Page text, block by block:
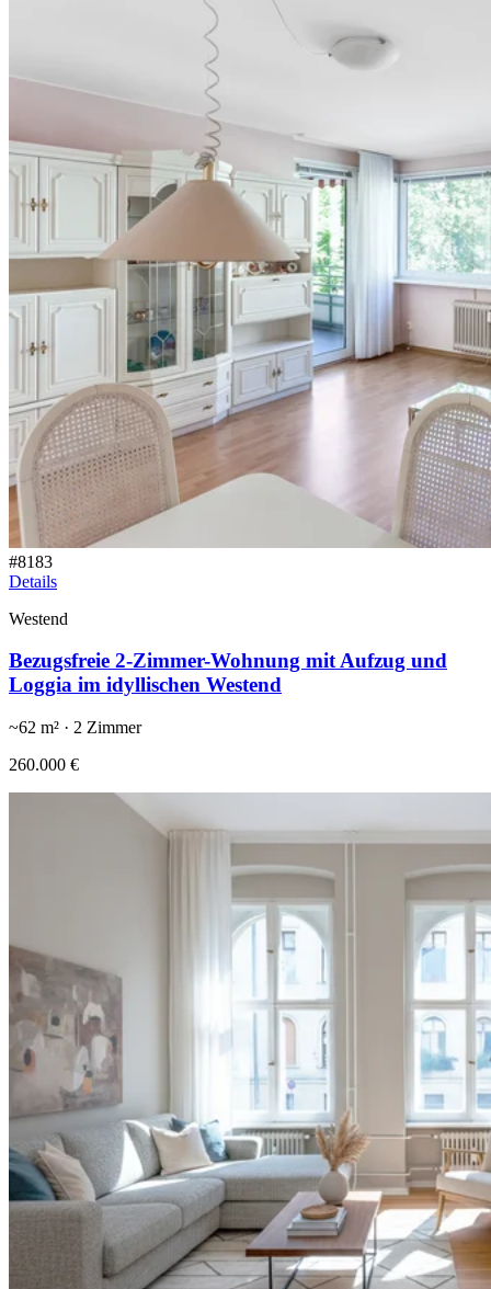
#8183
Details
Westend
Bezugsfreie 2-Zimmer-Wohnung mit Aufzug und
Loggia im idyllischen Westend
~62 m² · 2 Zimmer
260.000 €